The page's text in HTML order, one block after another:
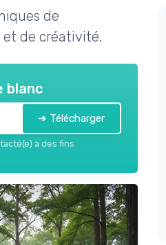
de
de créativité.
blanc
➔ Télécharger
à des fins